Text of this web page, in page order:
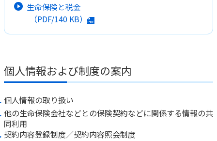
生命保険と税金
（PDF/140 KB）
個人情報および制度の案内
個人情報の取り扱い
他の生命保険会社などとの保険契約などに関係する情報の共
同利用
契約内容登録制度／契約内容照会制度